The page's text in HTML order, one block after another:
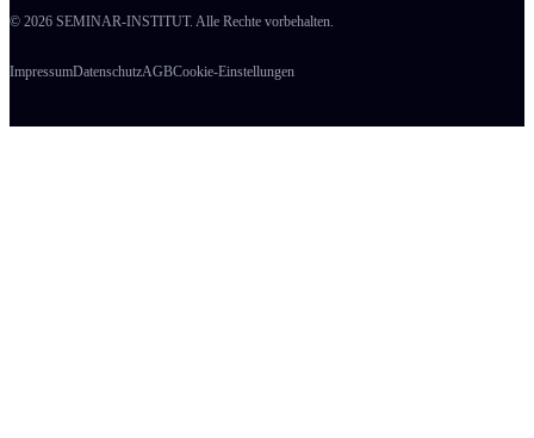
© 2026 SEMINAR-INSTITUT. Alle Rechte vorbehalten.
ImpressumDatenschutzAGBCookie-Einstellungen